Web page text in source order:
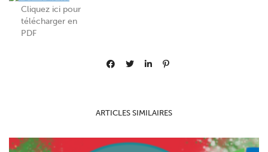
Cliquez ici pour
télécharger en
PDF
ARTICLES SIMILAIRES